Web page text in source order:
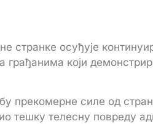
странке осуђује
који
прекомерне силе од
тешку телесну повреду